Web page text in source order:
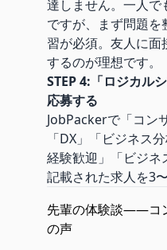
達しません。一人で
ですが、まず問題
習が必須。友人に
するのが理想です。
STEP 4:「ロジカル
応募する
JobPackerで「コン
「DX」「ビジネス
経験歓迎」「ビジネ
記載された求人を3
先輩の体験談——コ
の声